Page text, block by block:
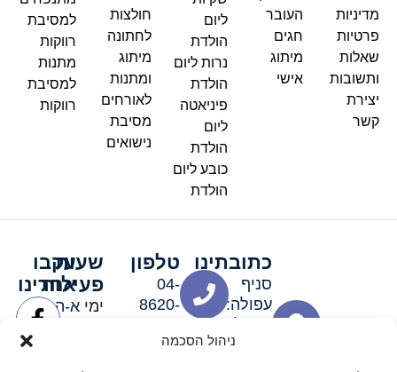
ניהול הסכמה
מדיניות
פרטיות
שאלות
ותשובות
יצירת
קשר
העובר
חגים
מיתוג
אישי
ליום
הולדת
נרות ליום
הולדת
פיניאטה
ליום
הולדת
כובע ליום
הולדת
חולצות
לחתונה
מיתוג
ומתנות
לאורחים
מסיבת
נישואים
למסיבת
רווקות
מתנות
למסיבת
רווקות
כתובתינו
סניף
עפולה:
סניף מגדל
טלפון
04-
8620-
שעות
פעילות
ימי א-ה:
ימי שישי
עקבו
אחרינו